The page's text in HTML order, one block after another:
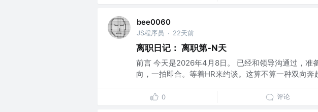
bee0060
JS程序员 · 22天前
离职日记： 离职第-N天
前言 今天是2026年4月8日。 已经和领导沟通过，准
向，一拍即合。等着HR来约谈。这算不算一种双向奔
0 评论